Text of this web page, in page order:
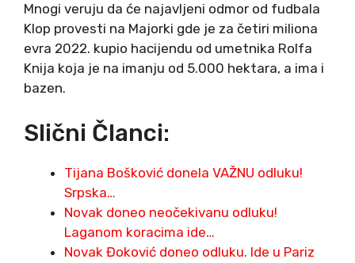
Mnogi veruju da će najavljeni odmor od fudbala
Klop provesti na Majorki gde je za četiri miliona
evra 2022. kupio hacijendu od umetnika Rolfa
Knija koja je na imanju od 5.000 hektara, a ima i
bazen.
Slični Članci:
Tijana Bošković donela VAŽNU odluku!
Srpska…
Novak doneo neočekivanu odluku!
Laganom koracima ide…
Novak Đoković doneo odluku. Ide u Pariz